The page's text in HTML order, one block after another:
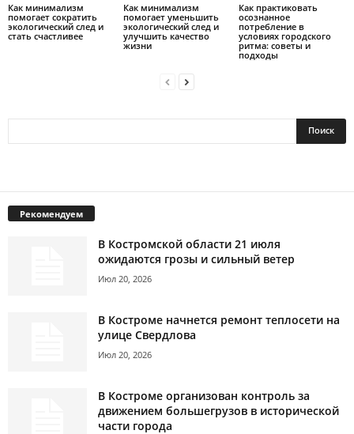
Как минимализм
помогает сократить
экологический след и
стать счастливее
Как минимализм
помогает уменьшить
экологический след и
улучшить качество
жизни
Как практиковать
осознанное
потребление в
условиях городского
ритма: советы и
подходы
Рекомендуем
В Костромской области 21 июля
ожидаются грозы и сильный ветер
Июл 20, 2026
В Костроме начнется ремонт теплосети на
улице Свердлова
Июл 20, 2026
В Костроме организован контроль за
движением большегрузов в исторической
части города